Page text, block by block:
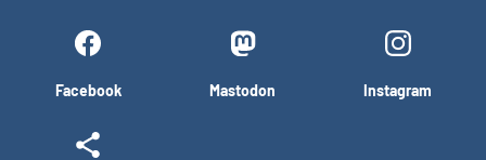
Facebook Mastodon Instagram